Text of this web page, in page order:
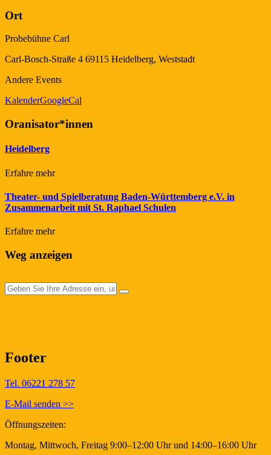
Ort
Probebühne Carl
Carl-Bosch-Straße 4 69115 Heidelberg, Weststadt
Andere Events
KalenderGoogleCal
Oranisator*innen
Heidelberg
Erfahre mehr
Theater- und Spielberatung Baden-Württemberg e.V. in
Zusammenarbeit mit St. Raphael Schulen
Erfahre mehr
Weg anzeigen
Footer
Tel. 06221 278 57
E-Mail senden >>
Öffnungszeiten:
Montag, Mittwoch, Freitag 9:00–12:00 Uhr und 14:00–16:00 Uhr